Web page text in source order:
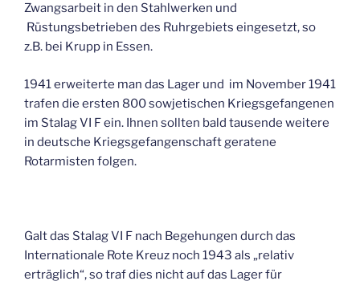
Zwangsarbeit in den Stahlwerken und
Rüstungsbetrieben des Ruhrgebiets eingesetzt, so
z.B. bei Krupp in Essen.
1941 erweiterte man das Lager und im November 1941
trafen die ersten 800 sowjetischen Kriegsgefangenen
im Stalag VI F ein. Ihnen sollten bald tausende weitere
in deutsche Kriegsgefangenschaft geratene
Rotarmisten folgen.
Galt das Stalag VI F nach Begehungen durch das
Internationale Rote Kreuz noch 1943 als „relativ
erträglich“, so traf dies nicht auf das Lager für